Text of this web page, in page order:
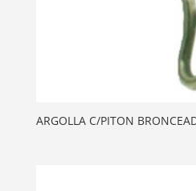
ARGOLLA C/PITON